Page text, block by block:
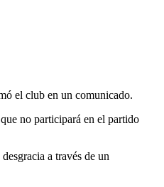
el club en un comunicado.
no participará en el partido
a través de un